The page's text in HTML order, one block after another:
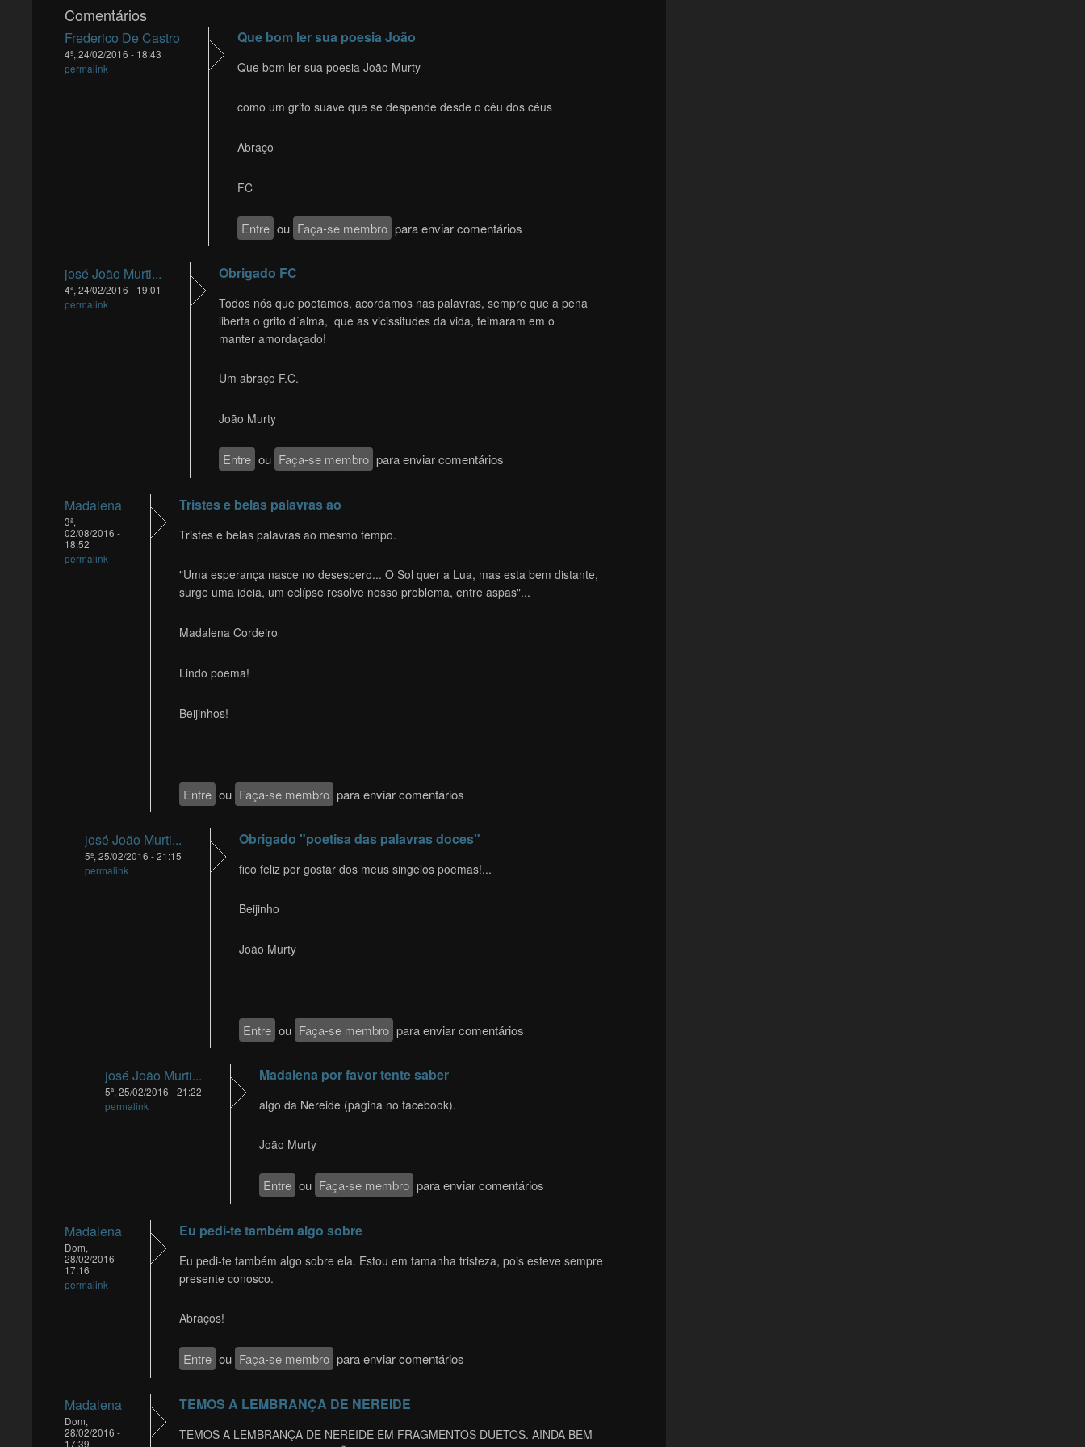
Comentários
Frederico De Castro
4ª, 24/02/2016 - 18:43
permalink
Que bom ler sua poesia João
Que bom ler sua poesia João Murty
como um grito suave que se despende desde o céu dos céus
Abraço
FC
Entre ou Faça-se membro para enviar comentários
josé João Murti...
4ª, 24/02/2016 - 19:01
permalink
Obrigado FC
Todos nós que poetamos, acordamos nas palavras, sempre que a pena
liberta o grito d´alma, que as vicissitudes da vida, teimaram em o
manter amordaçado!
Um abraço F.C.
João Murty
Entre ou Faça-se membro para enviar comentários
Madalena
3ª,
02/08/2016 -
18:52
permalink
Tristes e belas palavras ao
Tristes e belas palavras ao mesmo tempo.
"Uma esperança nasce no desespero... O Sol quer a Lua, mas esta bem distante,
surge uma ideia, um eclípse resolve nosso problema, entre aspas"...
Madalena Cordeiro
Lindo poema!
Beijinhos!
Entre ou Faça-se membro para enviar comentários
josé João Murti...
5ª, 25/02/2016 - 21:15
permalink
Obrigado "poetisa das palavras doces"
fico feliz por gostar dos meus singelos poemas!...
Beijinho
João Murty
Entre ou Faça-se membro para enviar comentários
josé João Murti...
5ª, 25/02/2016 - 21:22
permalink
Madalena por favor tente saber
algo da Nereide (página no facebook).
João Murty
Entre ou Faça-se membro para enviar comentários
Madalena
Dom,
28/02/2016 -
17:16
permalink
Eu pedi-te também algo sobre
Eu pedi-te também algo sobre ela. Estou em tamanha tristeza, pois esteve sempre
presente conosco.
Abraços!
Entre ou Faça-se membro para enviar comentários
Madalena
Dom,
28/02/2016 -
17:39
TEMOS A LEMBRANÇA DE NEREIDE
TEMOS A LEMBRANÇA DE NEREIDE EM FRAGMENTOS DUETOS. AINDA BEM